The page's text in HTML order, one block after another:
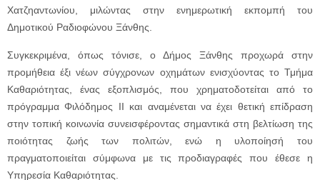
Χατζηαντωνίου, μιλώντας στην ενημερωτική εκπομπή του
Δημοτικού Ραδιοφώνου Ξάνθης.
Συγκεκριμένα, όπως τόνισε, ο Δήμος Ξάνθης προχωρά στην
προμήθεια έξι νέων σύγχρονων οχημάτων ενισχύοντας το Τμήμα
Καθαριότητας, ένας εξοπλισμός, που χρηματοδοτείται από το
πρόγραμμα Φιλόδημος ΙΙ και αναμένεται να έχει θετική επίδραση
στην τοπική κοινωνία συνεισφέροντας σημαντικά στη βελτίωση της
ποιότητας ζωής των πολιτών, ενώ η υλοποίησή του
πραγματοποιείται σύμφωνα με τις προδιαγραφές που έθεσε η
Υπηρεσία Καθαριότητας.